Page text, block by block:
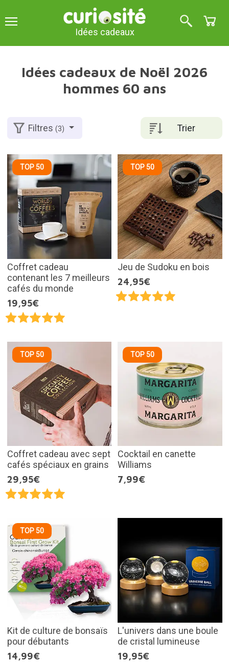
Idées cadeaux
Idées cadeaux de Noël 2026
hommes 60 ans
Trier
Filtres(3)
TOP 50
Coffret cadeau
contenant les 7 meilleurs
cafés du monde
19,95€
TOP 50
Jeu de Sudoku en bois
24,95€
TOP 50
Coffret cadeau avec sept
cafés spéciaux en grains
29,95€
TOP 50
Cocktail en canette
Williams
7,99€
TOP 50
Kit de culture de bonsaïs
pour débutants
14,99€
L'univers dans une boule
de cristal lumineuse
19,95€